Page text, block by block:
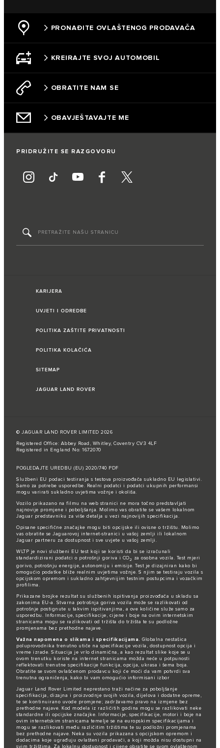
PRONAĐITE OVLAŠTENOG PRODAVAČA
KREIRAJTE SVOJ AUTOMOBIL
OBRATITE NAM SE
OBAVJEŠTAVAJTE ME
PRIDRUŽITE SE RAZGOVORU
KARIJERA
UVJETI I ODREDBE
POLITIKA ZAŠTITE PRIVATNOSTI
POLITIKA KOLAČIĆA
SITEMAP
JAGUAR LAND ROVER
© JAGUAR LAND ROVER LIMITED 2026
Registered Office: Abbey Road, Whitley, Coventry CV3 4LF
Registered in England No: 1672070
POGLEDAJTE UREDBU (EU) 2020/740 PDF
Službeni EU podaci testiranja s testova proizvođača sukladno EU legislativi.
Samo za potrebe usporedbe. Realni podatci i podatci ukupnih performansi
mogu varirati sukladno uvjetima vožnje i okoliša.
Vozilo prikazano na filmu na web stranici ne mora točno predstavljati
najnovije promjene i poboljšanja. Molimo vas obratite se vašem lokalnom
Jaguar predstavniku za više detalja u vezi najnovijih specifikacija.
Opisane specifične značajke mogu biti opcijske ili ovisne o tržištu. Molimo
vas obratite se Jaguarovoj internet-stranici u vašoj zemlji ili lokalnom
Jaguar partneru za dostupnost i sve uvjete u vašoj zemlji.
WLTP je novi službeni EU test koji se koristi da bi se izračunali
standardizirani podatci o potrošnji goriva i CO2
za osobna vozila. Test mjeri
gorivo, potrošnju energije, autonomiju i emisije. Test je dizajniran kako bi
omogućio podatke bliže realnim uvjetima vožnje. S njim se testiraju vozila s
opcijskom opremom i sukladno zahtjevnijim testnim postupcima i vozačkim
profilima.
Prikazane brojke rezultat su službenih ispitivanja proizvođača u skladu sa
zakonima EU-a. Stvarna potrošnja goriva vozila može se razlikovati od
potrošnje postignute u takvim ispitivanjima, a ove količine služe samo za
usporedbu. Informacije, specifikacije, cijene i boje na ovim internetskim
stranicama mogu se razlikovati od tržišta do tržišta te su podložne
promjenama bez prethodne najave.
Važna napomena o slikama i specifikacijama. Globalna nestašica
poluprovodnika trenutno utiče na specifikacije vozila, dostupnost opcija i
vreme izrade. Situacija je vrlo dinamična, a kao rezultat slike koje se u
ovom trenutku koriste na internet stranicama možda neće u potpunosti
reflektovati trenutne specifikacije funkcija, opcija, ukrasa i šema boja.
Obratite se svom ovlašćenom prodavcu koji će moći da vam potvrdi sva
trenutna ograničenja, kako bi vam omogućio informisani izbor
Jaguar Land Rover Limited neprestano traži načine za poboljšanje
specifikacija, dizajna i proizvodnje svojih vozila, dijelova i dodatne opreme,
te se kontinuirano uvode promjene; zadržavamo pravo na izmjene bez
prethodne najave. Kod modela iz različitih godina mogu se razlikovati neke
standardne ili opcijske značajke. Informacije, specifikacije, motori i boje na
ovim internetskim stranicama temelje se na europskim specifikacijama i
mogu se razlikovati među različitim tržištima te su podložni promjenama
bez prethodne najave. Neka su vozila prikazana s opcijskom opremom i
dodacima koje ugrađuju ovlašteni prodavači, a koji možda nisu dostupni na
svim tržištima. Za lokalnu dostupnost i cijene obratite se svom ovlaštenom